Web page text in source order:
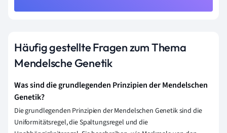
Häufig gestellte Fragen zum Thema
Mendelsche Genetik
Was sind die grundlegenden Prinzipien der Mendelschen
Genetik?
Die grundlegenden Prinzipien der Mendelschen Genetik sind die
Uniformitätsregel, die Spaltungsregel und die